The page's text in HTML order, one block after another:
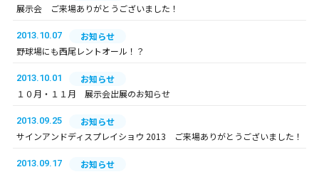
展示会 ご来場ありがとうございました！
2013.10.07
お知らせ
野球場にも西尾レントオール！？
2013.10.01
お知らせ
１０月・１１月 展示会出展のお知らせ
2013.09.25
お知らせ
サインアンドディスプレイショウ 2013 ご来場ありがとうございました！
2013.09.17
お知らせ